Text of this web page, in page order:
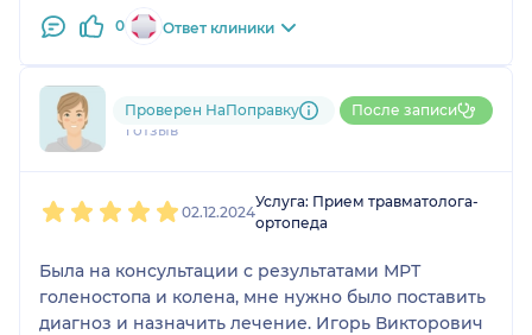
0 Ответ клиники
+7xxxxxxxx60
1 отзыв
Проверен НаПоправку После записи
02.12.2024
Услуга: Прием травматолога-
ортопеда
Была на консультации с результатами МРТ
голеностопа и колена, мне нужно было поставить
диагноз и назначить лечение. Игорь Викторович